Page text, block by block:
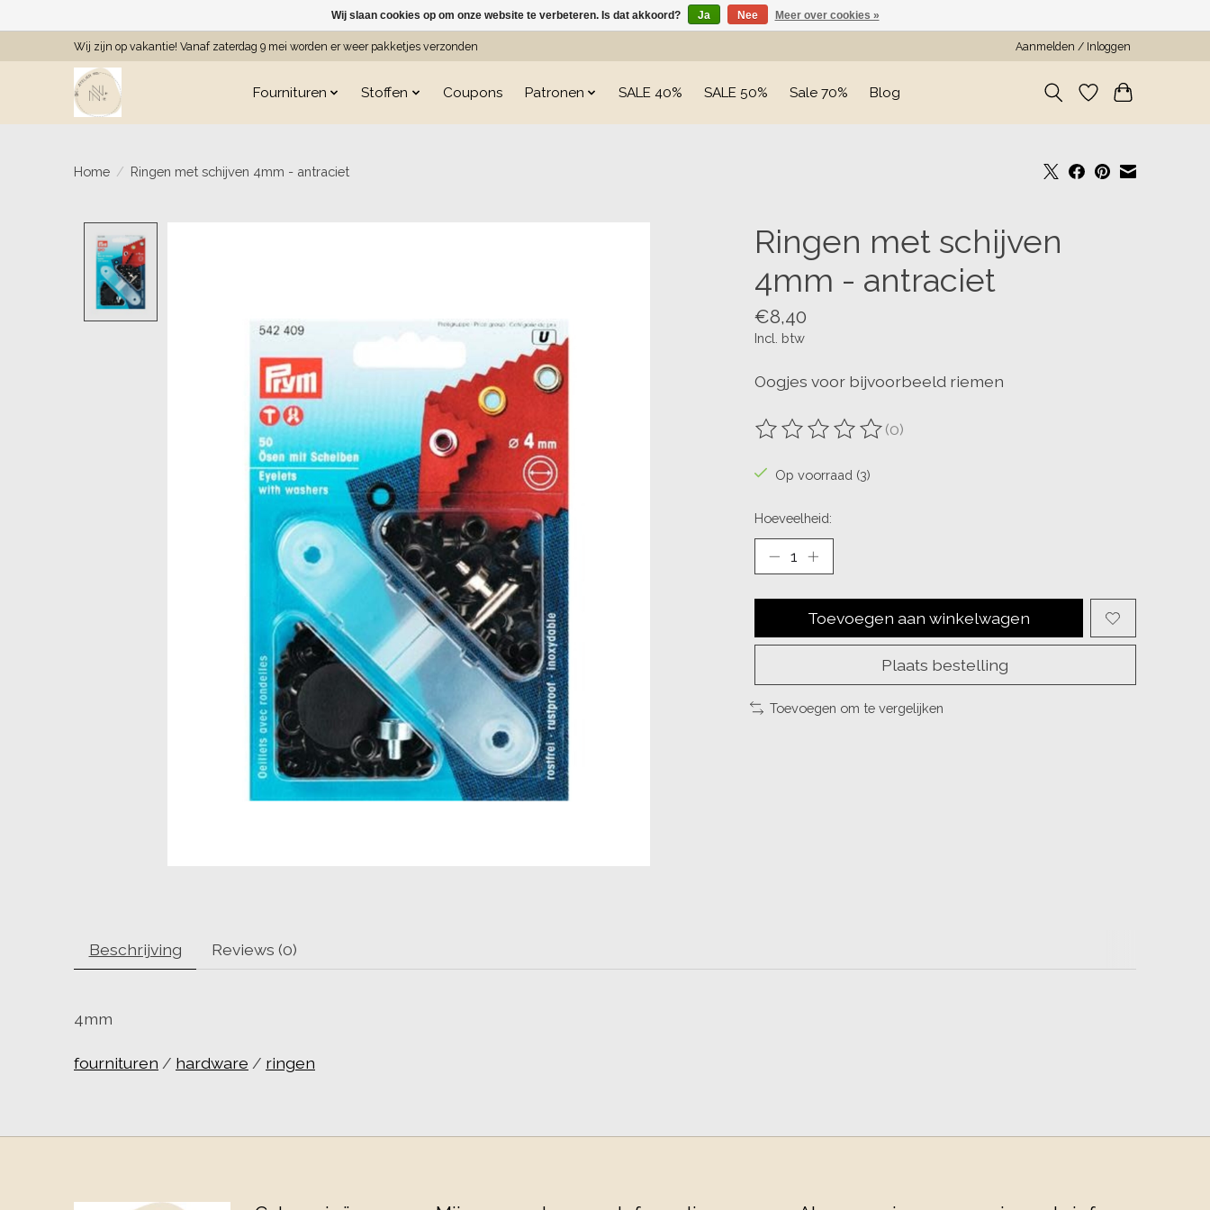
Wij zijn op vakantie! Vanaf zaterdag 9 mei worden er weer pakketjes verzonden Aanmelden / Inloggen
Fournituren Stoffen Coupons Patronen SALE 40% SALE 50% Sale 70% Blog
Home / Ringen met schijven 4mm - antraciet
Ringen met schijven
4mm - antraciet
€8,40
Incl. btw
Oogjes voor bijvoorbeeld riemen
De beoordeling van dit product is
(0)
Op voorraad (3)
Hoeveelheid:
Toevoegen aan winkelwagen
Plaats bestelling
Toevoegen om te vergelijken
Beschrijving Reviews (0)
4mm
fournituren / hardware / ringen
Wij slaan cookies op om onze website te verbeteren. Is dat akkoord? Ja Nee Meer over cookies »